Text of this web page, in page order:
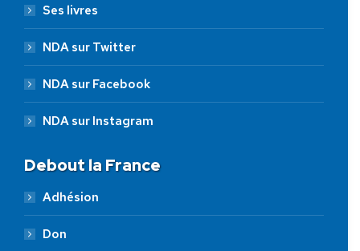
Ses livres
NDA sur Twitter
NDA sur Facebook
NDA sur Instagram
Debout la France
Adhésion
Don